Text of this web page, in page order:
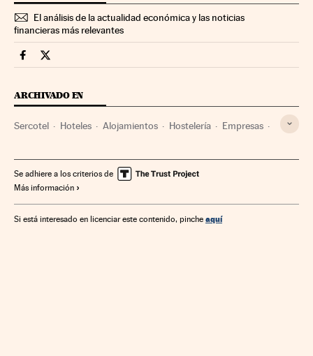
El análisis de la actualidad económica y las noticias
financieras más relevantes
Companias Cinco Días en Facebook
Companias Cinco Días en Twitter
ARCHIVADO EN
Sercotel Hoteles Alojamientos Hostelería Empresas
Se adhiere a los criterios de
Más información
Si está interesado en licenciar este contenido, pinche aquí